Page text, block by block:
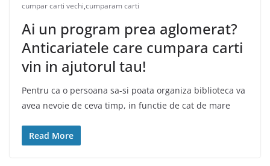
cumpar carti vechi,cumparam carti
Ai un program prea aglomerat?
Anticariatele care cumpara carti
vin in ajutorul tau!
Pentru ca o persoana sa-si poata organiza biblioteca va
avea nevoie de ceva timp, in functie de cat de mare
Read More